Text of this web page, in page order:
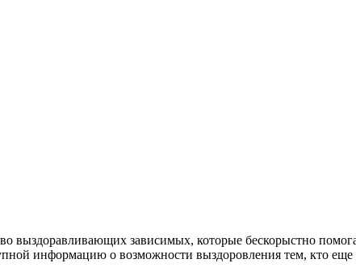
зависимых, которые бескорыстно
информацию о возможности выздоровления тем, кто еще